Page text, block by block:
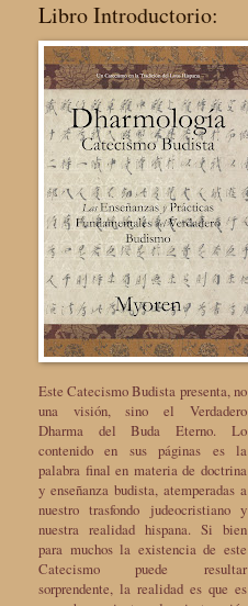
Libro Introductorio:
Este Catecismo Budista presenta, no
una visión, sino el Verdadero
Dharma del Buda Eterno. Lo
contenido en sus páginas es la
palabra final en materia de doctrina
y enseñanza budista, atemperadas a
nuestro trasfondo judeocristiano y
nuestra realidad hispana. Si bien
para muchos la existencia de este
Catecismo puede resultar
sorprendente, la realidad es que es